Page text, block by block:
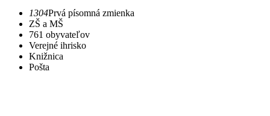
1304Prvá písomná zmienka
ZŠ a MŠ
761 obyvateľov
Verejné ihrisko
Knižnica
Pošta